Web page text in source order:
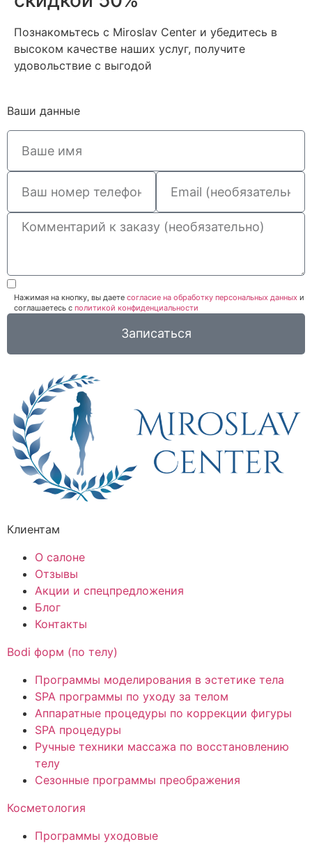
Познакомьтесь с Miroslav Сenter и убедитесь в
высоком качестве наших услуг, получите
удовольствие с выгодой
Ваши данные
Нажимая на кнопку, вы даете согласие на обработку персональных данных и
соглашаетесь c политикой конфиденциальности
Записаться
Клиентам
О салоне
Отзывы
Акции и спецпредложения
Блог
Контакты
Bodi форм (по телу)
Программы моделирования в эстетике тела
SPA программы по уходу за телом
Аппаратные процедуры по коррекции фигуры
SPA процедуры
Ручные техники массажа по восстановлению
телу
Сезонные программы преображения
Косметология
Программы уходовые